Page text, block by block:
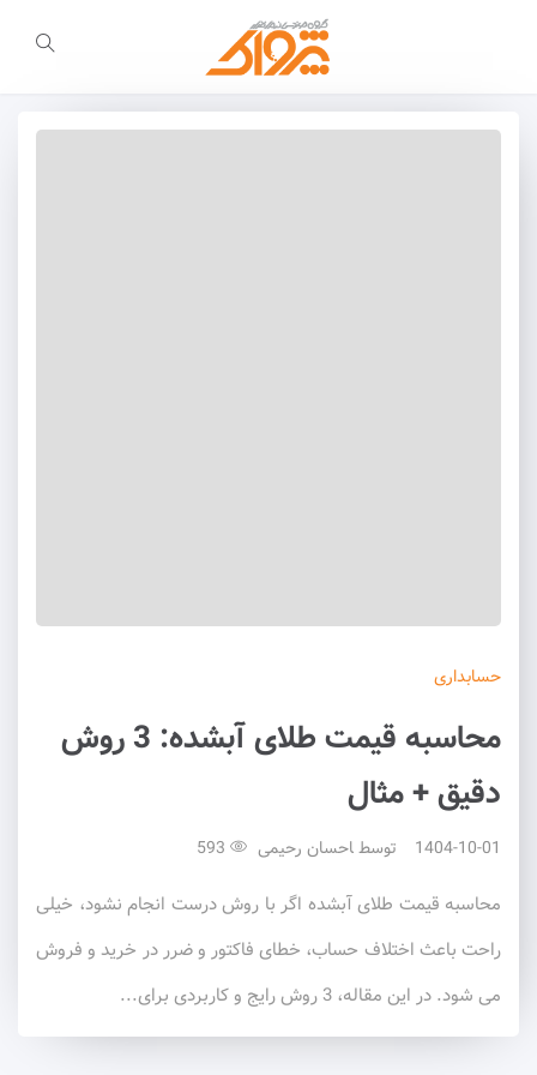
حسابداری
محاسبه قیمت طلای آبشده: 3 روش
دقیق + مثال
1404-10-01 توسط احسان رحیمی
محاسبه قیمت طلای آبشده اگر با روش درست انجام نشود، خیلی
راحت باعث اختلاف حساب، خطای فاکتور و ضرر در خرید و فروش
می شود. در این مقاله، 3 روش رایج و کاربردی برای...